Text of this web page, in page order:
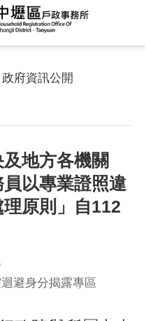
政府資訊公開
及地方各機關
員以專業證照違
原則」自112
避身分揭露專區